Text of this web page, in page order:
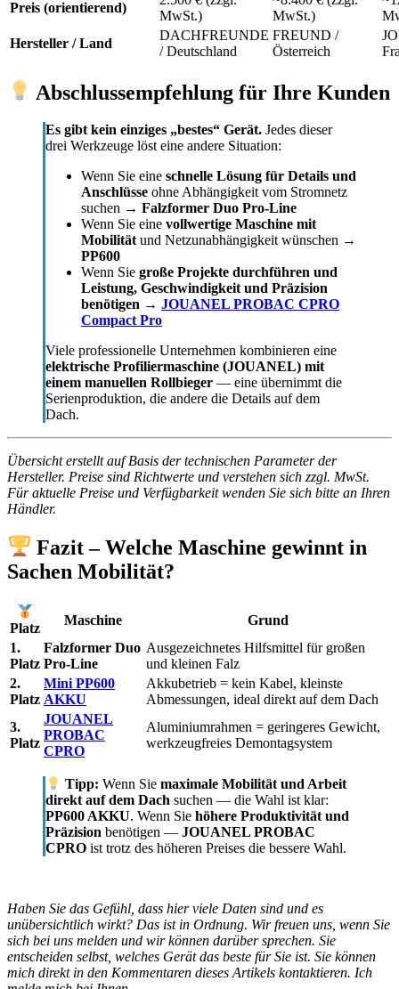
Preis (orientierend)
MwSt.)
MwSt.)
Hersteller / Land
DACHFREUNDE
/ Deutschland
FREUND /
Österreich
Abschlussempfehlung für Ihre Kunden
Es gibt kein einziges „bestes“ Gerät. Jedes dieser
drei Werkzeuge löst eine andere Situation:
Wenn Sie eine schnelle Lösung für Details und
Anschlüsse ohne Abhängigkeit vom Stromnetz
suchen → Falzformer Duo Pro-Line
Wenn Sie eine vollwertige Maschine mit
Mobilität und Netzunabhängigkeit wünschen →
PP600
Wenn Sie große Projekte durchführen und
Leistung, Geschwindigkeit und Präzision
benötigen → JOUANEL PROBAC CPRO
Compact Pro
Viele professionelle Unternehmen kombinieren eine
elektrische Profiliermaschine (JOUANEL) mit
einem manuellen Rollbieger — eine übernimmt die
Serienproduktion, die andere die Details auf dem
Dach.
Übersicht erstellt auf Basis der technischen Parameter der
Hersteller. Preise sind Richtwerte und verstehen sich zzgl. MwSt.
Für aktuelle Preise und Verfügbarkeit wenden Sie sich bitte an Ihren
Händler.
Fazit – Welche Maschine gewinnt in
Sachen Mobilität?
Platz
Maschine
Grund
1.
Platz
Falzformer Duo
Pro-Line
Ausgezeichnetes Hilfsmittel für großen
und kleinen Falz
2.
Platz
Mini PP600
AKKU
Akkubetrieb = kein Kabel, kleinste
Abmessungen, ideal direkt auf dem Dach
3.
Platz
JOUANEL
PROBAC
CPRO
Aluminiumrahmen = geringeres Gewicht,
werkzeugfreies Demontagsystem
Tipp: Wenn Siemaximale Mobilität und Arbeit
direkt auf dem Dach suchen — die Wahl ist klar:
PP600 AKKU. Wenn Sie höhere Produktivität und
Präzision benötigen — JOUANEL PROBAC
CPRO ist trotz des höheren Preises die bessere Wahl.
Haben Sie das Gefühl, dass hier viele Daten sind und es
unübersichtlich wirkt? Das ist in Ordnung. Wir freuen uns, wenn Sie
sich bei uns melden und wir können darüber sprechen. Sie
entscheiden selbst, welches Gerät das beste für Sie ist. Sie können
mich direkt in den Kommentaren dieses Artikels kontaktieren. Ich